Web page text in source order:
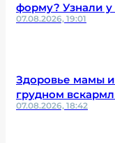
форму? Узнали
07.08.2026, 19:01
Здоровье мамы
грудном
07.08.2026, 18:42